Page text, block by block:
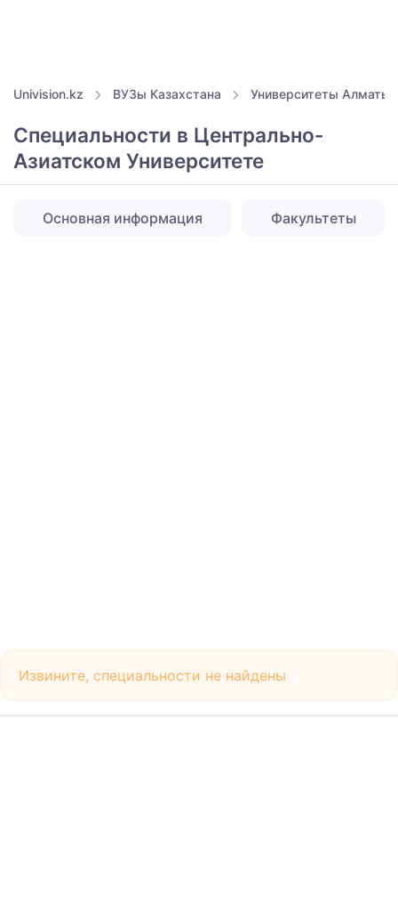
Univision.kz ВУЗы Казахстана Университеты Алматы
Специальности в Центрально-
Азиатском Университете
Основная информация Факультеты
Извините, специальности не найдены